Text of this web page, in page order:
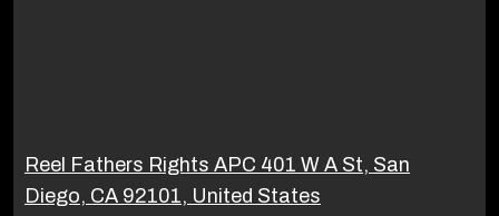
Reel Fathers Rights APC 401 W A St, San
Diego, CA 92101, United States